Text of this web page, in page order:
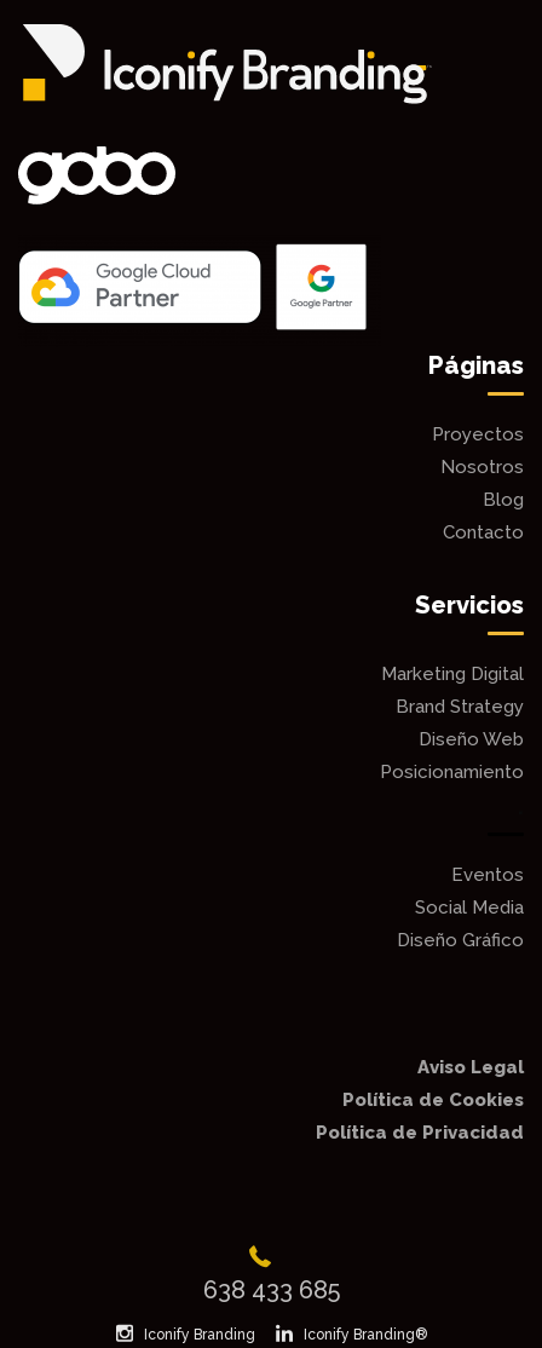
Páginas
Proyectos
Nosotros
Blog
Contacto
Servicios
Marketing Digital
Brand Strategy
Diseño Web
Posicionamiento
Eventos
Social Media
Diseño Gráfico
Aviso Legal
Política de Cookies
Política de Privacidad
638 433 685
Iconify Branding Iconify Branding®